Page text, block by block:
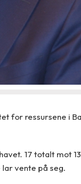
for ressursene i
17 totalt mot
vente på seg.